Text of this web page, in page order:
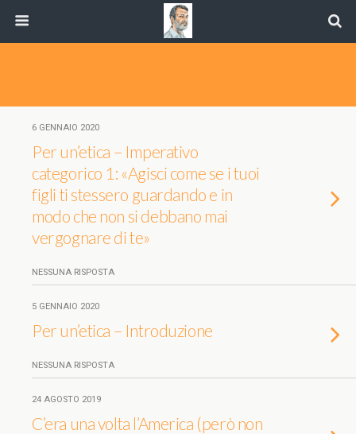
6 GENNAIO 2020
Per un’etica – Imperativo
categorico 1: «Agisci come se i tuoi
figli ti stessero guardando e in
modo che non si debbano mai
vergognare di te»
NESSUNA RISPOSTA
5 GENNAIO 2020
Per un’etica – Introduzione
NESSUNA RISPOSTA
24 AGOSTO 2019
C’era una volta l’America (però non